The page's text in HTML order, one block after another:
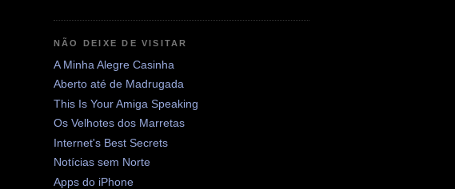
NÃO DEIXE DE VISITAR
A Minha Alegre Casinha
Aberto até de Madrugada
This Is Your Amiga Speaking
Os Velhotes dos Marretas
Internet's Best Secrets
Notícias sem Norte
Apps do iPhone